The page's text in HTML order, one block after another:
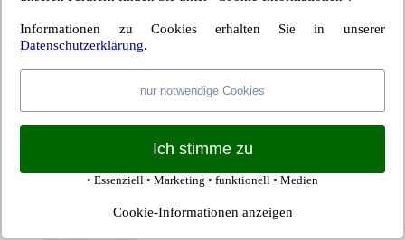
Januar 2025
Dezember 2024
November 2024
Oktober 2024
September 2024
Dezember 2023
Oktober 2023
Informationen zu Cookies erhalten Sie in unserer
Datenschutzerklärung.
nur notwendige Cookies
Ich stimme zu
• Essenziell • Marketing • funktionell • Medien
Cookie-Informationen anzeigen